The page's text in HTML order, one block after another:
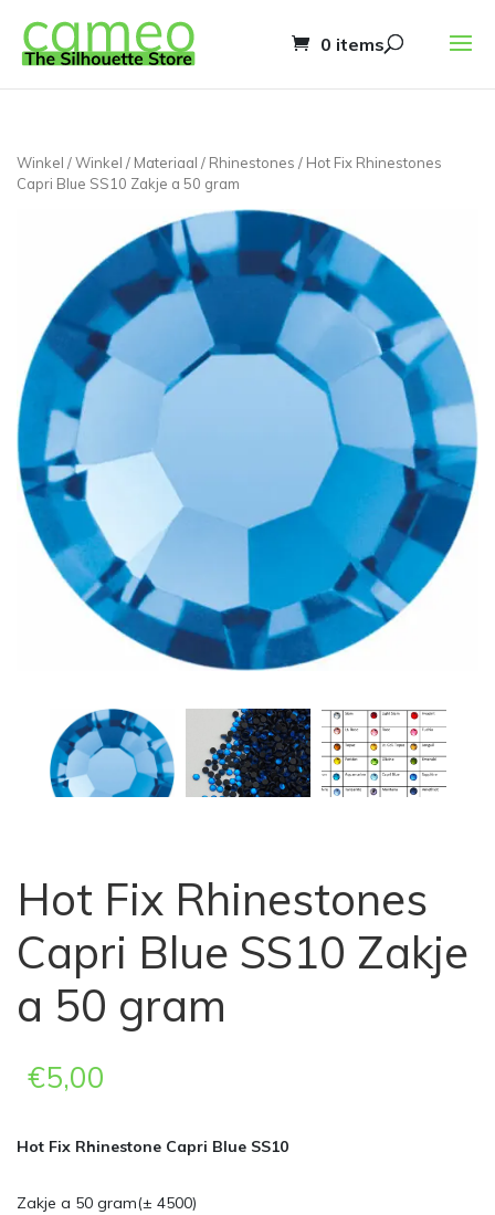
0 items
Winkel /Winkel / Materiaal / Rhinestones / Hot Fix Rhinestones
Capri Blue SS10 Zakje a 50 gram
Hot Fix Rhinestones
Capri Blue SS10 Zakje
a 50 gram
€5,00
Hot Fix Rhinestone Capri Blue SS10
Zakje a 50 gram(± 4500)